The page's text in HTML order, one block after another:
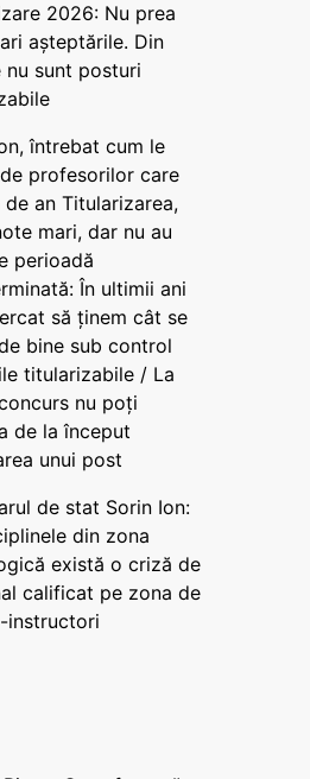
2026: Nu prea
așteptările. Din
nu sunt posturi
întrebat cum le
profesorilor care
de an Titularizarea,
mari, dar nu au
perioadă
În ultimii ani
să ținem cât se
bine sub control
titularizabile / La
nu poți
de la început
unui post
de stat Sorin Ion:
din zona
există o criză de
calificat pe zona de
instructori